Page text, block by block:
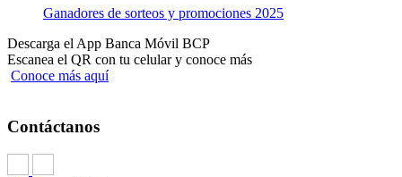
Ganadores de sorteos y promociones 2025
Descarga el App Banca Móvil BCP
Escanea el QR con tu celular y conoce más
Conoce más aquí
Contáctanos